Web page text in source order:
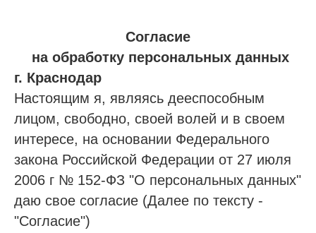
Согласие
на обработку персональных данных
г. Краснодар
Настоящим я, являясь дееспособным
лицом, свободно, своей волей и в своем
интересе, на основании Федерального
закона Российской Федерации от 27 июля
2006 г № 152-ФЗ "О персональных данных"
даю свое согласие (Далее по тексту -
"Согласие")